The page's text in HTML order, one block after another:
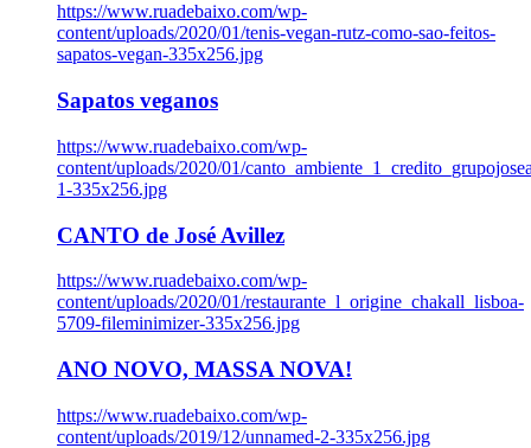
https://www.ruadebaixo.com/wp-
content/uploads/2020/01/tenis-vegan-rutz-como-sao-feitos-
sapatos-vegan-335x256.jpg
Sapatos veganos
https://www.ruadebaixo.com/wp-
content/uploads/2020/01/
1-335x256.jpg
CANTO de José Avillez
https://www.ruadebaixo.com/wp-
content/uploads/2020/01/restaurante_l_origine_chakall_lisboa-
5709-fileminimizer-335x256.jpg
ANO NOVO, MASSA NOVA!
https://www.ruadebaixo.com/wp-
content/uploads/2019/12/unnamed-2-335x256.jpg